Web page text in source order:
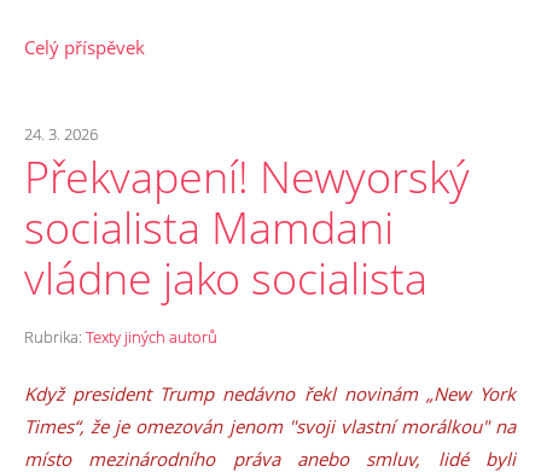
Celý příspěvek
24. 3. 2026
Překvapení! Newyorský
socialista Mamdani
vládne jako socialista
Rubrika: Texty jiných autorů
Když president Trump nedávno řekl novinám „New York
Times“, že je omezován jenom "svoji vlastní morálkou" na
místo mezinárodního práva anebo smluv, lidé byli